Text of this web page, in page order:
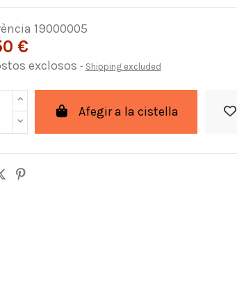
19000005
€
exclosos Shipping excluded
Afegir a la cistella